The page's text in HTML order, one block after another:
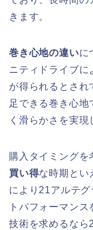
きます。
巻き心地の違いに
ニティドライブに
が得られるとされ
足できる巻き心
く滑らかさを実現
購入タイミングを
買い得な時期とい
により21アルテ
トパフォーマン
技術を求めるなら